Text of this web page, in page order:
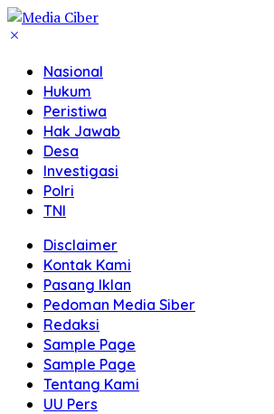
Nasional
Hukum
Peristiwa
Hak Jawab
Desa
Investigasi
Polri
TNI
Disclaimer
Kontak Kami
Pasang Iklan
Pedoman Media Siber
Redaksi
Sample Page
Sample Page
Tentang Kami
UU Pers